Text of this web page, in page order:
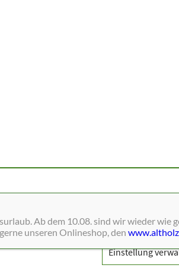
Ab dem 10.08. sind wir wieder wie
unseren Onlineshop, den
Blätterkataloge, Social-Media und
Einstellung